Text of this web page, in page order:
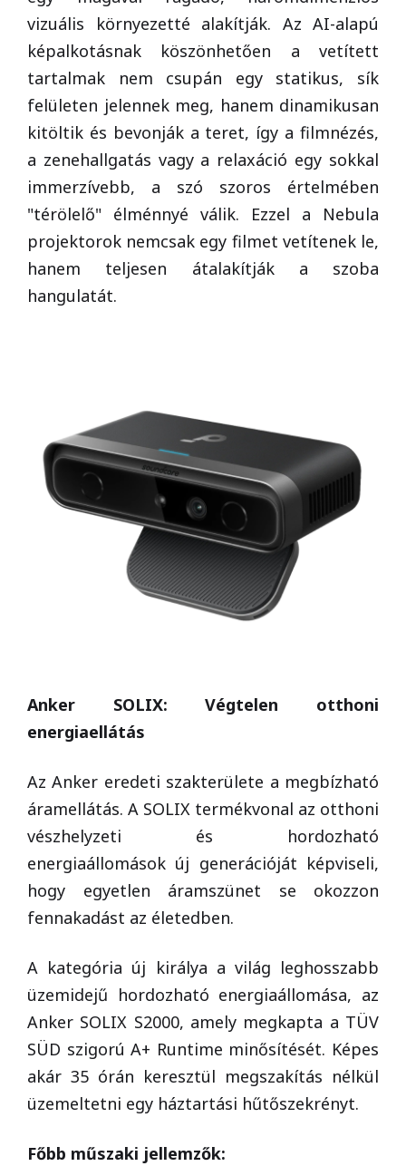
vizuális környezetté alakítják. Az AI-alapú
képalkotásnak köszönhetően a vetített
tartalmak nem csupán egy statikus, sík
felületen jelennek meg, hanem dinamikusan
kitöltik és bevonják a teret, így a filmnézés,
a zenehallgatás vagy a relaxáció egy sokkal
immerzívebb, a szó szoros értelmében
"térölelő" élménnyé válik. Ezzel a Nebula
projektorok nemcsak egy filmet vetítenek le,
hanem teljesen átalakítják a szoba
hangulatát.
Anker SOLIX: Végtelen otthoni
energiaellátás
Az Anker eredeti szakterülete a megbízható
áramellátás. A SOLIX termékvonal az otthoni
vészhelyzeti és hordozható
energiaállomások új generációját képviseli,
hogy egyetlen áramszünet se okozzon
fennakadást az életedben.
A kategória új királya a világ leghosszabb
üzemidejű hordozható energiaállomása, az
Anker SOLIX S2000, amely megkapta a TÜV
SÜD szigorú A+ Runtime minősítését. Képes
akár 35 órán keresztül megszakítás nélkül
üzemeltetni egy háztartási hűtőszekrényt.
Főbb műszaki jellemzők: